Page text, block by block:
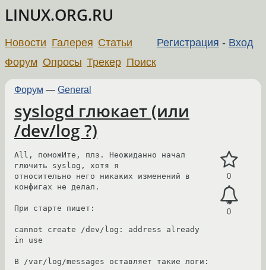
LINUX.ORG.RU
Регистрация - Вход
Новости Галерея Статьи
Форум Опросы Трекер Поиск
Форум — General
syslogd глюкает (или
/dev/log ?)
0
0
All, поможИте, плз. Неожиданно начал
глючить syslog, хотя я
относительно него никаких изменений в
конфигах не делал.
При старте пишет:
cannot create /dev/log: address already
in use
В /var/log/messages оставляет такие логи: